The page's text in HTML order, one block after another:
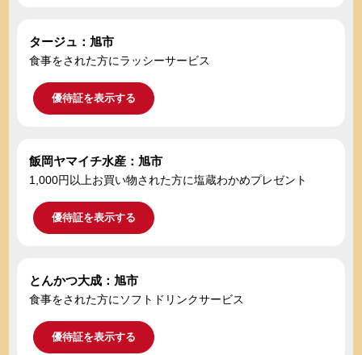
タージュ：旭市
食事をされた方にラッシーサービス
優待証を表示する
飯岡ヤマイチ水産：旭市
1,000円以上お買い物された方に塩蔵わかめプレゼント
優待証を表示する
とんかつ大成：旭市
食事をされた方にソフトドリンクサービス
優待証を表示する